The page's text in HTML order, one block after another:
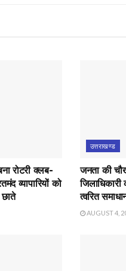
रोटरी क्लब-
व्यापारियों को
उत्तराखण्ड
जनता की
त्वरित
AUGUST 4,